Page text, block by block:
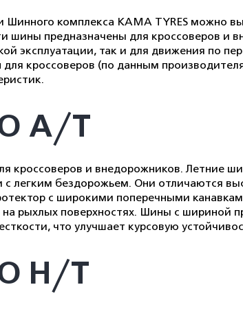
Шинного комплекса KAMA TYRES можно
шины предназначены для кроссоверов и
эксплуатации, так и для движения по
кроссоверов (по данным
A/T
кроссоверов и внедорожников. Летние
легким бездорожьем. Они отличаются
с широкими поперечными
на рыхлых поверхностях. Шины с шириной
что улучшает курсовую
H/T